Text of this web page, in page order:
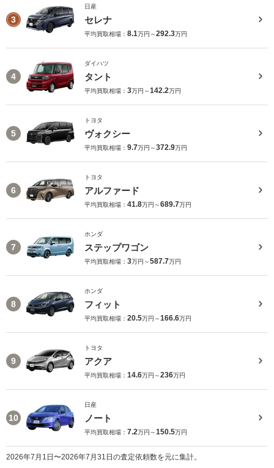
3
日産
セレナ
平均買取相場： 8.1万円～292.3万円
4
ダイハツ
タント
平均買取相場： 3万円～142.2万円
5
トヨタ
ヴォクシー
平均買取相場： 9.7万円～372.9万円
6
トヨタ
アルファード
平均買取相場： 41.8万円～689.7万円
7
ホンダ
ステップワゴン
平均買取相場： 3万円～587.7万円
8
ホンダ
フィット
平均買取相場： 20.5万円～166.6万円
9
トヨタ
アクア
平均買取相場： 14.6万円～236万円
10
日産
ノート
平均買取相場： 7.2万円～150.5万円
2026年7月1日〜2026年7月31日の査定依頼数を元に集計。